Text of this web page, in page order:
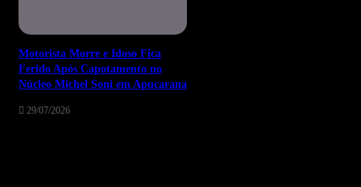
Motorista Morre e Idoso Fica
Ferido Após Capotamento no
Núcleo Michel Soni em Apucarana
29/07/2026